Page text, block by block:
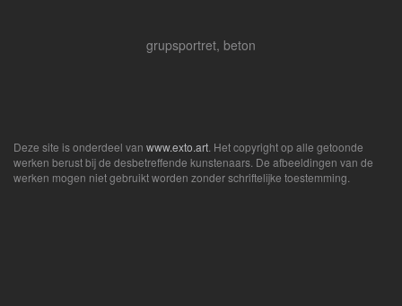
grupsportret, beton
Deze site is onderdeel van www.exto.art . Het copyright op alle getoonde
werken berust bij de desbetreffende kunstenaars. De afbeeldingen van de
werken mogen niet gebruikt worden zonder schriftelijke toestemming.